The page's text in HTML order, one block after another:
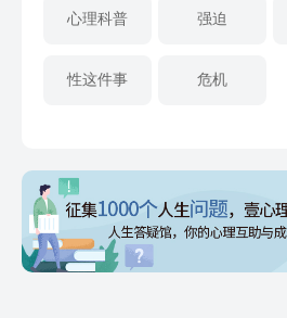
心理科普 强迫
性这件事 危机